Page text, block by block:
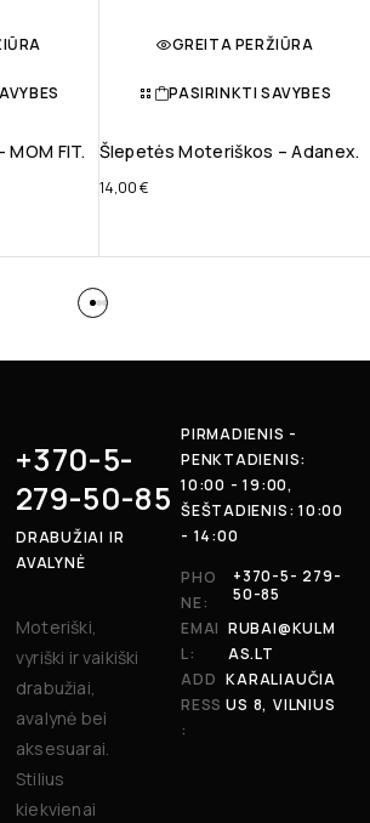
FIT.
GREITA PERŽIŪRA
PASIRINKTI SAVYBES
Šlepetės Moteriškos – Adanex.
14,00€
+370-5-
279-50-85
DRABUŽIAI IR
AVALYNĖ
Moteriški,
vyriški ir vaikiški
drabužiai,
avalynė bei
aksesuarai.
Stilius
kiekvienai
PIRMADIENIS -
PENKTADIENIS:
10:00 - 19:00,
ŠEŠTADIENIS: 10:00
- 14:00
PHO
NE:
+370-5- 279-
50-85
EMAI
L:
RUBAI@KULM
AS.LT
ADD
RESS
:
KARALIAUČIA
US 8, VILNIUS